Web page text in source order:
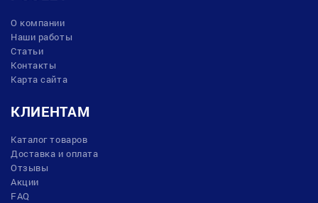
О компании
Наши работы
Статьи
Контакты
Карта сайта
КЛИЕНТАМ
Каталог товаров
Доставка и оплата
Отзывы
Акции
FAQ